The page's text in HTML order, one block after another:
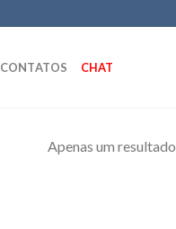
CONTATOS CHAT
Apenas um resultado